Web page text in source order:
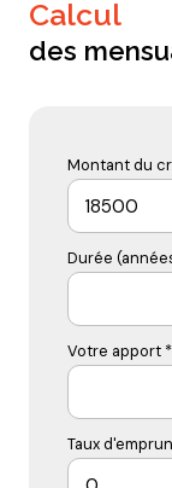
calcul
des
Montant du
Durée
Votre apport *
Taux